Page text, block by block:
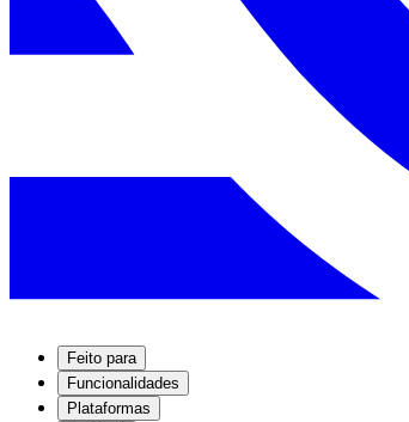
Feito para
Funcionalidades
Plataformas